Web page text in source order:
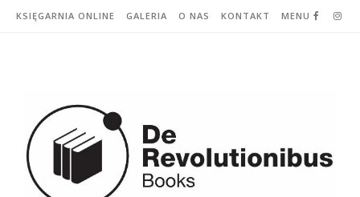
Skip to content
KSIĘGARNIA ONLINE GALERIA O NAS KONTAKT MENU